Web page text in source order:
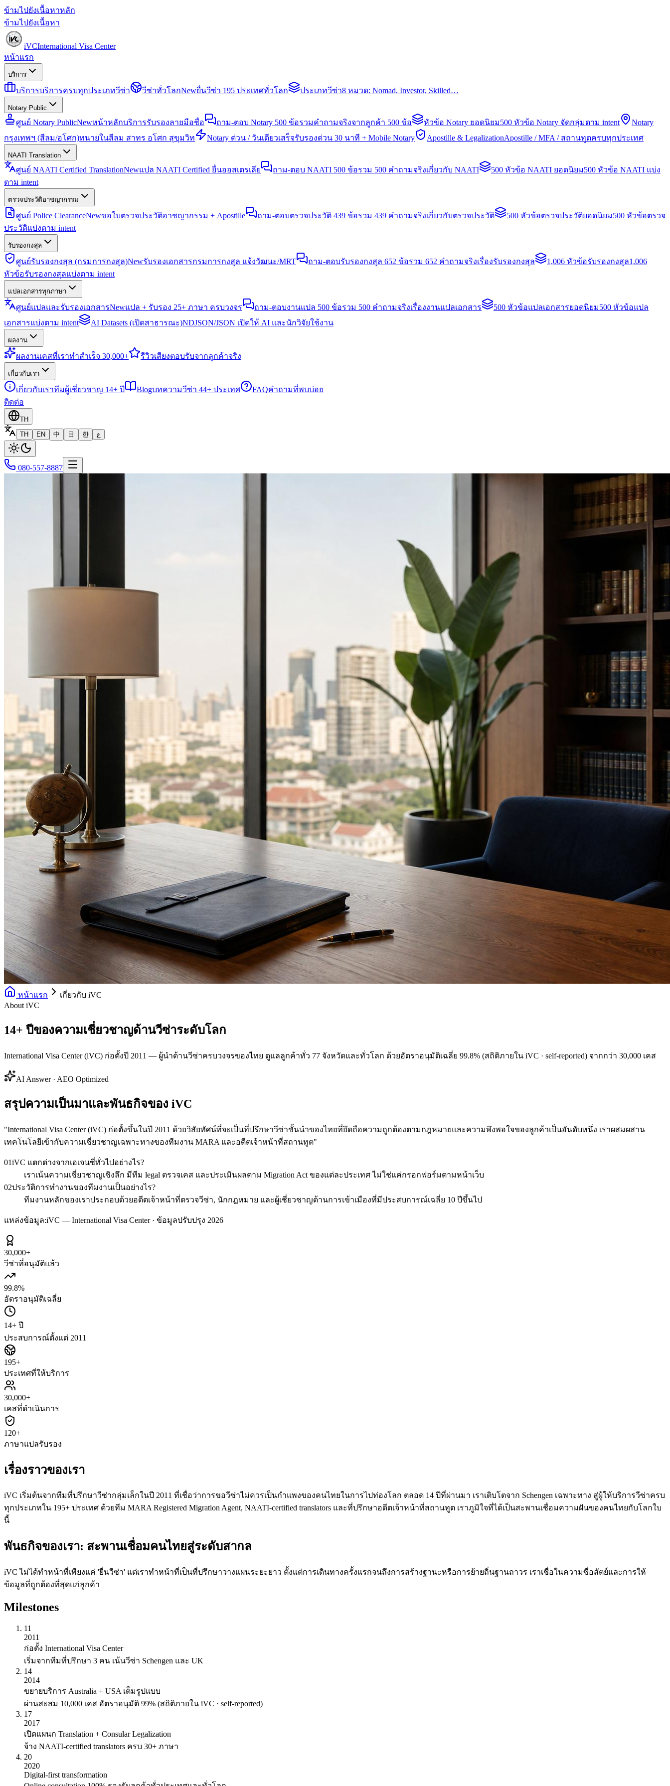
ข้ามไปยังเนื้อหาหลัก
ข้ามไปยังเนื้อหา
iVCInternational Visa Center
หน้าแรก
บริการ
บริการบริการครบทุกประเภทวีซ่า วีซ่าทั่วโลกNewยื่นวีซ่า 195 ประเทศทั่วโลก ประเภทวีซ่า8 หมวด: Nomad, Investor, Skilled…
Notary Public
ศูนย์ Notary PublicNewหน้าหลักบริการรับรองลายมือชื่อ ถาม-ตอบ Notary 500 ข้อรวมคำถามจริงจากลูกค้า 500 ข้อ หัวข้อ Notary ยอดนิยม500 หัวข้อ Notary จัดกลุ่มตาม intent
Notary
กรุงเทพฯ (สีลม/อโศก)ทนายในสีลม สาทร อโศก สุขุมวิท Notary ด่วน / วันเดียวเสร็จรับรองด่วน 30 นาที + Mobile Notary Apostille & LegalizationApostille / MFA / สถานทูตครบทุกประเทศ
NAATI Translation
ศูนย์ NAATI Certified TranslationNewแปล NAATI Certified ยื่นออสเตรเลีย ถาม-ตอบ NAATI 500 ข้อรวม 500 คำถามจริงเกี่ยวกับ NAATI 500 หัวข้อ NAATI ยอดนิยม500 หัวข้อ NAATI แบ่ง
ตาม intent
ตรวจประวัติอาชญากรรม
ศูนย์ Police ClearanceNewขอใบตรวจประวัติอาชญากรรม + Apostille ถาม-ตอบตรวจประวัติ 439 ข้อรวม 439 คำถามจริงเกี่ยวกับตรวจประวัติ 500 หัวข้อตรวจประวัติยอดนิยม500 หัวข้อตรวจ
ประวัติแบ่งตาม intent
รับรองกงสุล
ศูนย์รับรองกงสุล (กรมการกงสุล)Newรับรองเอกสารกรมการกงสุล แจ้งวัฒนะ/MRT ถาม-ตอบรับรองกงสุล 652 ข้อรวม 652 คำถามจริงเรื่องรับรองกงสุล 1,006 หัวข้อรับรองกงสุล1,006
หัวข้อรับรองกงสุลแบ่งตาม intent
แปลเอกสารทุกภาษา
ศูนย์แปลและรับรองเอกสารNewแปล + รับรอง 25+ ภาษา ครบวงจร ถาม-ตอบงานแปล 500 ข้อรวม 500 คำถามจริงเรื่องงานแปลเอกสาร 500 หัวข้อแปลเอกสารยอดนิยม500 หัวข้อแปล
เอกสารแบ่งตาม intent
AI Datasets (เปิดสาธารณะ)NDJSON/JSON เปิดให้ AI และนักวิจัยใช้งาน
ผลงาน
ผลงานเคสที่เราทำสำเร็จ 30,000+ รีวิวเสียงตอบรับจากลูกค้าจริง
เกี่ยวกับเรา
เกี่ยวกับเราทีมผู้เชี่ยวชาญ 14+ ปี Blogบทความวีซ่า 44+ ประเทศ FAQคำถามที่พบบ่อย
ติดต่อ
TH
TH
EN 中 日 한 ع
080-557-8887
หน้าแรก
เกี่ยวกับ iVC
About iVC
14+ ปีของความเชี่ยวชาญด้านวีซ่าระดับโลก
International Visa Center (iVC) ก่อตั้งปี 2011 — ผู้นำด้านวีซ่าครบวงจรของไทย ดูแลลูกค้าทั่ว 77 จังหวัดและทั่วโลก ด้วยอัตราอนุมัติเฉลี่ย 99.8% (สถิติภายใน iVC · self-reported) จากกว่า 30,000 เคส
AI Answer · AEO Optimized
สรุปความเป็นมาและพันธกิจของ iVC
"International Visa Center (iVC) ก่อตั้งขึ้นในปี 2011 ด้วยวิสัยทัศน์ที่จะเป็นที่ปรึกษาวีซ่าชั้นนำของไทยที่ยึดถือความถูกต้องตามกฎหมายและความพึงพอใจของลูกค้าเป็นอันดับหนึ่ง เราผสมผสาน
เทคโนโลยีเข้ากับความเชี่ยวชาญเฉพาะทางของทีมงาน MARA และอดีตเจ้าหน้าที่สถานทูต"
01iVC แตกต่างจากเอเจนซี่ทั่วไปอย่างไร?
เราเน้นความเชี่ยวชาญเชิงลึก มีทีม legal ตรวจเคส และประเมินผลตาม Migration Act ของแต่ละประเทศ ไม่ใช่แค่กรอกฟอร์มตามหน้าเว็บ
02ประวัติการทำงานของทีมงานเป็นอย่างไร?
ทีมงานหลักของเราประกอบด้วยอดีตเจ้าหน้าที่ตรวจวีซ่า, นักกฎหมาย และผู้เชี่ยวชาญด้านการเข้าเมืองที่มีประสบการณ์เฉลี่ย 10 ปีขึ้นไป
แหล่งข้อมูล:iVC — International Visa Center · ข้อมูลปรับปรุง 2026
30,000+
วีซ่าที่อนุมัติแล้ว
99.8%
อัตราอนุมัติเฉลี่ย
14+ ปี
ประสบการณ์ตั้งแต่ 2011
195+
ประเทศที่ให้บริการ
30,000+
เคสที่ดำเนินการ
120+
ภาษาแปลรับรอง
เรื่องราวของเรา
iVC เริ่มต้นจากทีมที่ปรึกษาวีซ่ากลุ่มเล็กในปี 2011 ที่เชื่อว่าการขอวีซ่าไม่ควรเป็นกำแพงของคนไทยในการไปท่องโลก ตลอด 14 ปีที่ผ่านมา เราเติบโตจาก Schengen เฉพาะทาง สู่ผู้ให้บริการวีซ่าครบ
ทุกประเภทใน 195+ ประเทศ ด้วยทีม MARA Registered Migration Agent, NAATI-certified translators และที่ปรึกษาอดีตเจ้าหน้าที่สถานทูต เราภูมิใจที่ได้เป็นสะพานเชื่อมความฝันของคนไทยกับโลกใบ
นี้
พันธกิจของเรา: สะพานเชื่อมคนไทยสู่ระดับสากล
iVC ไม่ได้ทำหน้าที่เพียงแค่ 'ยื่นวีซ่า' แต่เราทำหน้าที่เป็นที่ปรึกษาวางแผนระยะยาว ตั้งแต่การเดินทางครั้งแรกจนถึงการสร้างฐานะหรือการย้ายถิ่นฐานถาวร เราเชื่อในความซื่อสัตย์และการให้
ข้อมูลที่ถูกต้องที่สุดแก่ลูกค้า
Milestones
11
2011
ก่อตั้ง International Visa Center
เริ่มจากทีมที่ปรึกษา 3 คน เน้นวีซ่า Schengen และ UK
14
2014
ขยายบริการ Australia + USA เต็มรูปแบบ
ผ่านสะสม 10,000 เคส อัตราอนุมัติ 99% (สถิติภายใน iVC · self-reported)
17
2017
เปิดแผนก Translation + Consular Legalization
จ้าง NAATI-certified translators ครบ 30+ ภาษา
20
2020
Digital-first transformation